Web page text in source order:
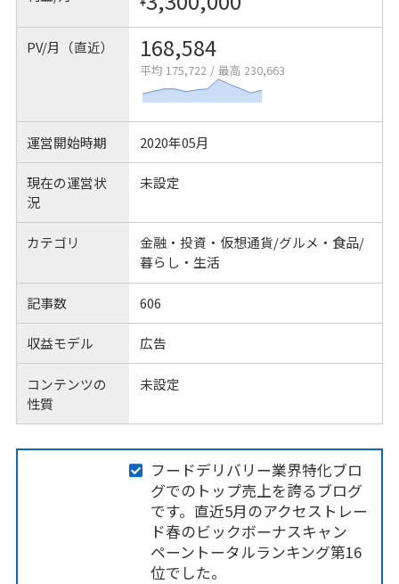
PV/月（直近） 168,584
平均 175,722 / 最高 230,663
運営開始時期 2020年05月
現在の運営状
況
未設定
カテゴリ
金融・投資・仮想通貨/グルメ・食品/
暮らし・生活
記事数 606
収益モデル 広告
コンテンツの
性質
未設定
フードデリバリー業界特化ブロ
グでのトップ売上を誇るブログ
です。直近5月のアクセストレー
ド春のビックボーナスキャン
ペーントータルランキング第16
位でした。